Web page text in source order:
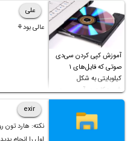
آموزش کپی کردن سی‌دی
صوتی که فایل‌های ۱
کیلوبایتی به شکل
شورت‌کات در آن موجود
است!
علی
عالی بود⚘
exir